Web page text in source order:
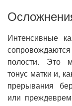
Интенсивные
полости. Это
тонус матки и,
прерывания
или